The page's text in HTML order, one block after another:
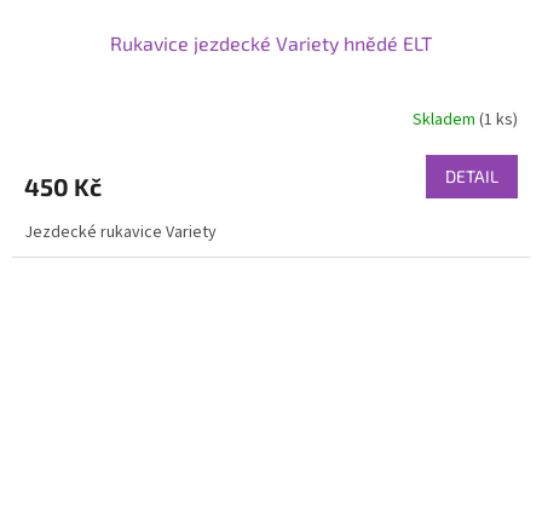
Rukavice jezdecké Variety hnědé ELT
Skladem (1 ks)
450 Kč DETAIL
Jezdecké rukavice Variety